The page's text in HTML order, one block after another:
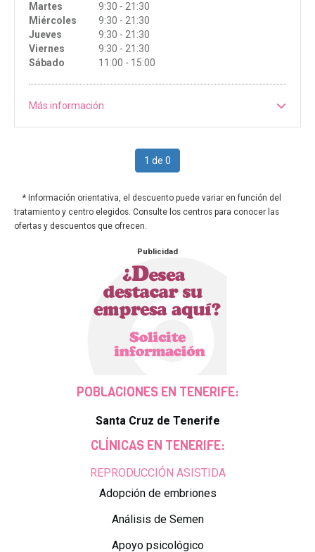
Martes
9:30 - 21:30
Miércoles
9:30 - 21:30
Jueves
9:30 - 21:30
Viernes
9:30 - 21:30
Sábado
11:00 - 15:00
Más información
1 de 0
* Información orientativa, el descuento puede variar en función del
tratamiento y centro elegidos. Consulte los centros para conocer las
ofertas y descuentos que ofrecen.
Publicidad
POBLACIONES EN TENERIFE:
Santa Cruz de Tenerife
CLÍNICAS EN TENERIFE:
REPRODUCCIÓN ASISTIDA
Adopción de embriones
Análisis de Semen
Apoyo psicológico